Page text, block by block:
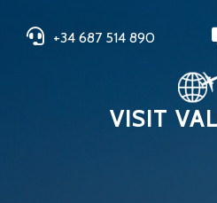
+34 687 514 890
VISIT